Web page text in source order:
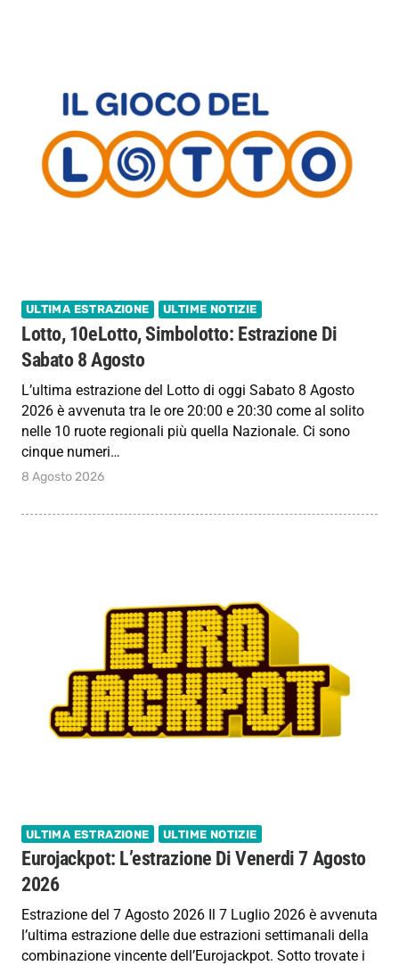
ULTIMA ESTRAZIONE ULTIME NOTIZIE
Lotto, 10eLotto, Simbolotto: Estrazione Di
Sabato 8 Agosto
L’ultima estrazione del Lotto di oggi Sabato 8 Agosto
2026 è avvenuta tra le ore 20:00 e 20:30 come al solito
nelle 10 ruote regionali più quella Nazionale. Ci sono
cinque numeri…
8 Agosto 2026
ULTIMA ESTRAZIONE ULTIME NOTIZIE
Eurojackpot: L’estrazione Di Venerdi 7 Agosto
2026
Estrazione del 7 Agosto 2026 Il 7 Luglio 2026 è avvenuta
l’ultima estrazione delle due estrazioni settimanali della
combinazione vincente dell’Eurojackpot. Sotto trovate i